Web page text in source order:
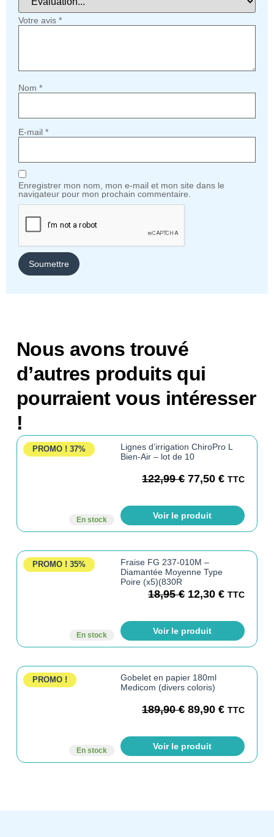
Votre avis *
Nom *
E-mail *
Enregistrer mon nom, mon e-mail et mon site dans le
navigateur pour mon prochain commentaire.
Nous avons trouvé
d’autres produits qui
pourraient vous intéresser
!
PROMO ! 37%
En stock
Lignes d’irrigation ChiroPro L
Bien-Air – lot de 10
122,99€ 77,50€ TTC
Voir le produit
PROMO ! 35%
En stock
Fraise FG 237-010M –
Diamantée Moyenne Type
Poire (x5)(830R
18,95€ 12,30€ TTC
Voir le produit
PROMO !
En stock
Gobelet en papier 180ml
Medicom (divers coloris)
189,90€ 89,90€ TTC
Voir le produit